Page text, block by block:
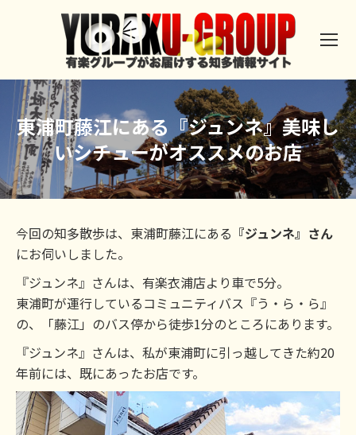
東浦町藤江にある『ジュンネ』美味し
いシチューがオススメのお店
今回の知多散歩は、東浦町藤江にある 『ジュンネ』さん
にお伺いしました。
『ジュンネ』さんは、有楽衣浦店より車で5分。
東浦町が運行しているコミュニティバス『う・ら・ら』
の、「藤江」のバス停から徒歩1分のところにあります。
『ジュンネ』さんは、私が東浦町に引っ越してきた約20
年前には、既にあったお店です。